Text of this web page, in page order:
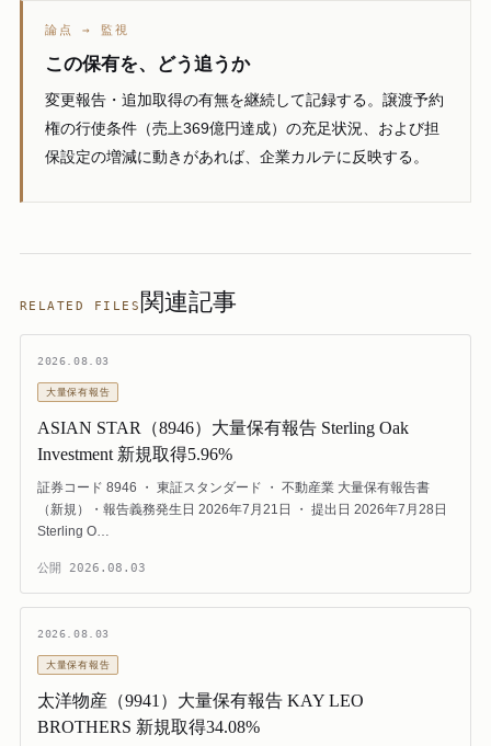
論点 → 監視
この保有を、どう追うか
変更報告・追加取得の有無を継続して記録する。譲渡予約
権の行使条件（売上369億円達成）の充足状況、および担
保設定の増減に動きがあれば、企業カルテに反映する。
RELATED FILES 関連記事
2026.08.03
大量保有報告
ASIAN STAR（8946）大量保有報告 Sterling Oak
Investment 新規取得5.96%
証券コード 8946 ・ 東証スタンダード ・ 不動産業 大量保有報告書
（新規）・報告義務発生日 2026年7月21日 ・ 提出日 2026年7月28日
Sterling O…
公開 2026.08.03
2026.08.03
大量保有報告
太洋物産（9941）大量保有報告 KAY LEO
BROTHERS 新規取得34.08%